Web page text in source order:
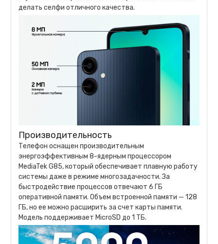
делать селфи отличного качества.
Производительность
Телефон оснащен производительным
энергоэффективным 8-ядерным процессором
MediaTek G85, который обеспечивает плавную работу
системы даже в режиме многозадачности. За
быстродействие процессов отвечают 6 ГБ
оперативной памяти. Объем встроенной памяти — 128
ГБ, но ее можно расширить за счет карты памяти.
Модель поддерживает MicroSD до 1 ТБ.